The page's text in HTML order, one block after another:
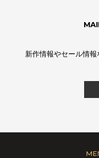
新作情報やセール情